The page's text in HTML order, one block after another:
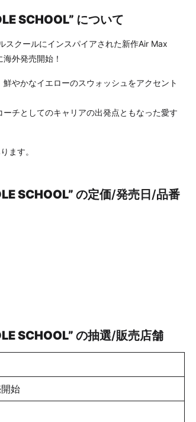
SCHOOL” について
スクールにインスパイアされた新作Air Max
外発売開始！
やかなイエローのスウォッシュをアクセント
チとしてのキャリアの出発点ともなった愛す
ます。
SCHOOL” の定価/発売日/品番
SCHOOL” の抽選/販売店舗
始